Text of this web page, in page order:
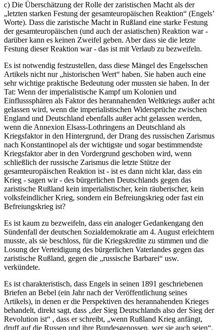
c) Die Überschätzung der Rolle der zaristischen Macht als der
„letzten starken Festung der gesamteuropäischen Reaktion“ (Engels’
Worte). Dass die zaristische Macht in Rußland eine starke Festung
der gesamteuropäischen (und auch der asiatischen) Reaktion war -
darüber kann es keinen Zweifel geben. Aber dass sie die letzte
Festung dieser Reaktion war - das ist mit Verlaub zu bezweifeln.
Es ist notwendig festzustellen, dass diese Mängel des Engelsschen
Artikels nicht nur „historischen Wert“ haben. Sie haben auch eine
sehr wichtige praktische Bedeutung oder mussten sie haben. In der
Tat: Wenn der imperialistische Kampf um Kolonien und
Einflusssphären als Faktor des herannahenden Weltkriegs außer acht
gelassen wird, wenn die imperialistischen Widersprüche zwischen
England und Deutschland ebenfalls außer acht gelassen werden,
wenn die Annexion Elsass-Lothringens an Deutschland als
Kriegsfaktor in den Hintergrund, der Drang des russischen Zarismus
nach Konstantinopel als der wichtigste und sogar bestimmendste
Kriegsfaktor aber in den Vordergrund geschoben wird, wenn
schließlich der russische Zarismus die letzte Stütze der
gesamteuropäischen Reaktion ist - ist es dann nicht klar, dass ein
Krieg - sagen wir - des bürgerlichen Deutschlands gegen das
zaristische Rußland kein imperialistischer, kein räuberischer, kein
volksfeindlicher Krieg, sondern ein Befreiungskrieg oder fast ein
Befreiungskrieg ist?
Es ist kaum zu bezweifeln, dass ein analoger Gedankengang den
Sündenfall der deutschen Sozialdemokratie am 4. August erleichtern
musste, als sie beschloss, für die Kriegskredite zu stimmen und die
Losung der Verteidigung des bürgerlichen Vaterlandes gegen das
zaristische Rußland, gegen die „russische Barbarei“ usw.
verkündete.
Es ist charakteristisch, dass Engels in seinen 1891 geschriebenen
Briefen an Bebel (ein Jahr nach der Veröffentlichung seines
Artikels), in denen er die Perspektiven des herannahenden Krieges
behandelt, direkt sagt, dass „der Sieg Deutschlands also der Sieg der
Revolution ist“ , dass er schreibt, „wenn Rußland Krieg anfängt,
druff auf die Russen und ihre Bundesgenossen, wer sie auch seien“.